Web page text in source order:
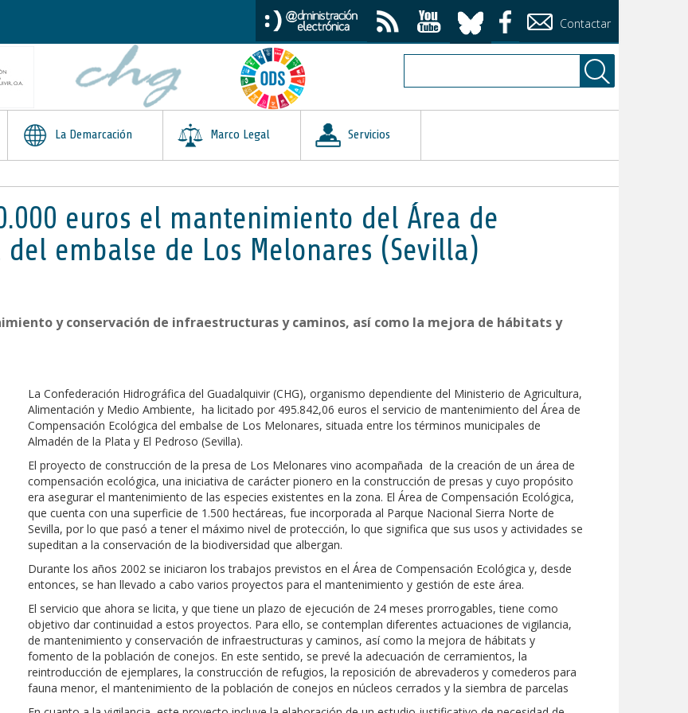
Contactar
La Demarcación Marco Legal Servicios
euros el mantenimiento del Área de
del embalse de Los Melonares (Sevilla)
y conservación de infraestructuras y caminos, así como la mejora de hábitats y
La Confederación Hidrográfica del Guadalquivir (CHG), organismo dependiente del Ministerio de Agricultura,
Alimentación y Medio Ambiente, ha licitado por 495.842,06 euros el servicio de mantenimiento del Área de
Compensación Ecológica del embalse de Los Melonares, situada entre los términos municipales de
Almadén de la Plata y El Pedroso (Sevilla).
El proyecto de construcción de la presa de Los Melonares vino acompañada de la creación de un área de
compensación ecológica, una iniciativa de carácter pionero en la construcción de presas y cuyo propósito
era asegurar el mantenimiento de las especies existentes en la zona. El Área de Compensación Ecológica,
que cuenta con una superficie de 1.500 hectáreas, fue incorporada al Parque Nacional Sierra Norte de
Sevilla, por lo que pasó a tener el máximo nivel de protección, lo que significa que sus usos y actividades se
supeditan a la conservación de la biodiversidad que albergan.
Durante los años 2002 se iniciaron los trabajos previstos en el Área de Compensación Ecológica y, desde
entonces, se han llevado a cabo varios proyectos para el mantenimiento y gestión de este área.
El servicio que ahora se licita, y que tiene un plazo de ejecución de 24 meses prorrogables, tiene como
objetivo dar continuidad a estos proyectos. Para ello, se contemplan diferentes actuaciones de vigilancia,
de mantenimiento y conservación de infraestructuras y caminos, así como la mejora de hábitats y
fomento de la población de conejos. En este sentido, se prevé la adecuación de cerramientos, la
reintroducción de ejemplares, la construcción de refugios, la reposición de abrevaderos y comederos para
fauna menor, el mantenimiento de la población de conejos en núcleos cerrados y la siembra de parcelas